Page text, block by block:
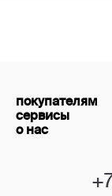
покупателям
сервисы
о нас